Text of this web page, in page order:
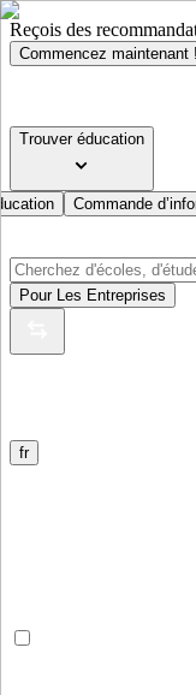
Reçois des
Commencez maintenant !
Trouver éducation
Commande
Pour Les Entreprises
fr